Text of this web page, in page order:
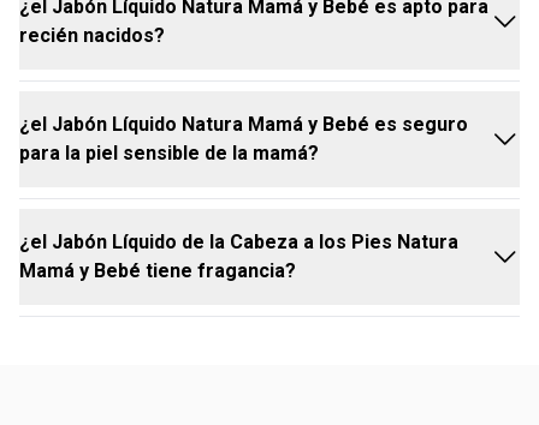
¿el Jabón Líquido Natura Mamá y Bebé es apto para
recién nacidos?
sí, el Jabón Líquido de la Cabeza a los Pies Natura
Mamá y Bebé es ideal para el baño del bebé desde
¿el Jabón Líquido Natura Mamá y Bebé es seguro
para la piel sensible de la mamá?
sí, el Jabón Líquido de la Cabeza a los Pies Natura
Mamá y Bebé es seguro para la piel sensible de la
¿el Jabón Líquido de la Cabeza a los Pies Natura
Mamá y Bebé tiene fragancia?